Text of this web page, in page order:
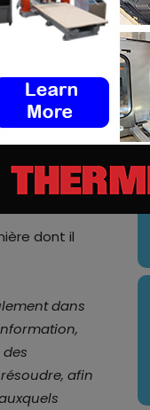
à l’industrie
trente ans.
des
insatisfait
Goresur le
(ou
pas
dont il
dans
afin